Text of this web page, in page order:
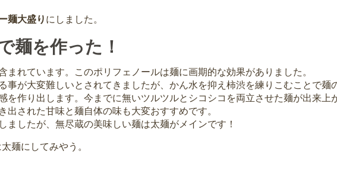
麺大盛り にしました。
麺を作った！
まれています。このポリフェノールは麺に画期的な効果がありました。
事が大変難しいとされてきましたが、かん水を抑え柿渋を練りこむことで麺
を作り出します。今までに無いツルツルとシコシコを両立させた麺が出来上
出された甘味と麺自体の味も大変おすすめです。
ましたが、無尽蔵の美味しい麺は太麺がメインです！
麺にしてみやう。